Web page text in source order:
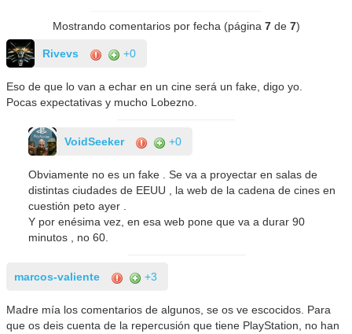
Mostrando comentarios por fecha (página 7de 7)
Rivevs +0
Eso de que lo van a echar en un cine será un fake, digo yo.
Pocas expectativas y mucho Lobezno.
VoidSeeker +0
Obviamente no es un fake . Se va a proyectar en salas de
distintas ciudades de EEUU , la web de la cadena de cines en
cuestión peto ayer .
Y por enésima vez, en esa web pone que va a durar 90
minutos , no 60.
marcos-valiente +3
Madre mía los comentarios de algunos, se os ve escocidos. Para
que os deis cuenta de la repercusión que tiene PlayStation, no han